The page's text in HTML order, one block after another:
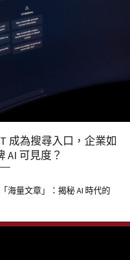
成為搜尋入口，企業如
AI 可見度？
海量文章」：揭秘 AI 時代的